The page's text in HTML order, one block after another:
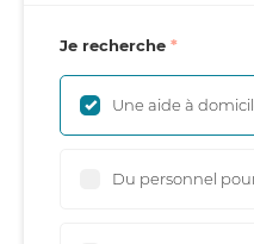
Je recherche
Une aide à
Du personnel